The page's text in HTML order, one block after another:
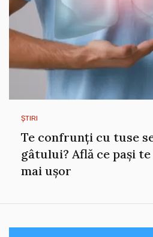
ȘTIRI
Te confrunți cu tuse
gâtului? Află ce pași
mai ușor